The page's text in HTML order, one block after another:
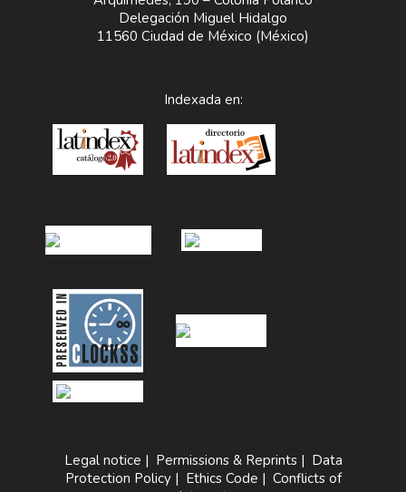
Delegación Miguel Hidalgo
11560 Ciudad de México (México)
Indexada en:
Legal notice | Permissions & Reprints| Data
Protection Policy| Ethics Code | Conflicts of